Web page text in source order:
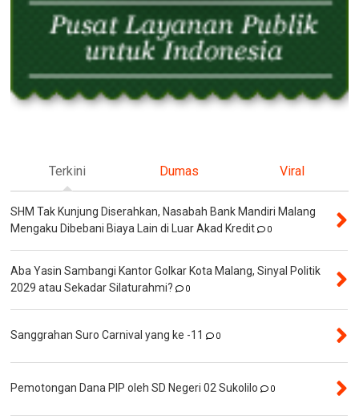
Terkini Dumas Viral
SHM Tak Kunjung Diserahkan, Nasabah Bank Mandiri Malang
Mengaku Dibebani Biaya Lain di Luar Akad Kredit
0
Aba Yasin Sambangi Kantor Golkar Kota Malang, Sinyal Politik
2029 atau Sekadar Silaturahmi?
0
Sanggrahan Suro Carnival yang ke -11 0
Pemotongan Dana PIP oleh SD Negeri 02 Sukolilo 0